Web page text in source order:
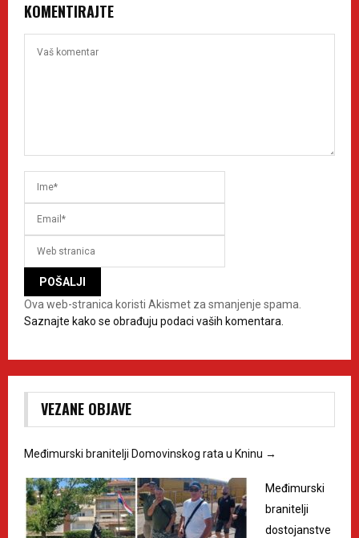
KOMENTIRAJTE
Ova web-stranica koristi Akismet za smanjenje spama.
Saznajte kako se obrađuju podaci vaših komentara.
VEZANE OBJAVE
Međimurski branitelji Domovinskog rata u Kninu →
Međimurski
branitelji
dostojanstve